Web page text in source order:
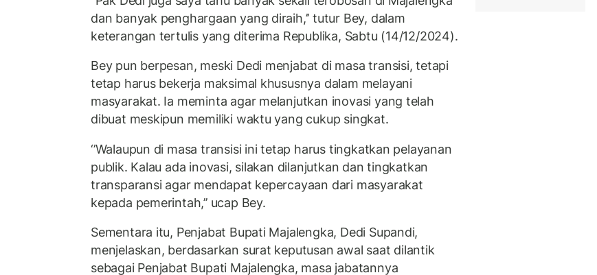
dan banyak penghargaan yang diraih,’’ tutur Bey, dalam
keterangan tertulis yang diterima Republika, Sabtu (14/12/2024).
Bey pun berpesan, meski Dedi menjabat di masa transisi, tetapi
tetap harus bekerja maksimal khususnya dalam melayani
masyarakat. Ia meminta agar melanjutkan inovasi yang telah
dibuat meskipun memiliki waktu yang cukup singkat.
‘’Walaupun di masa transisi ini tetap harus tingkatkan pelayanan
publik. Kalau ada inovasi, silakan dilanjutkan dan tingkatkan
transparansi agar mendapat kepercayaan dari masyarakat
kepada pemerintah,’’ ucap Bey.
Sementara itu, Penjabat Bupati Majalengka, Dedi Supandi,
menjelaskan, berdasarkan surat keputusan awal saat dilantik
sebagai Penjabat Bupati Majalengka, masa jabatannya